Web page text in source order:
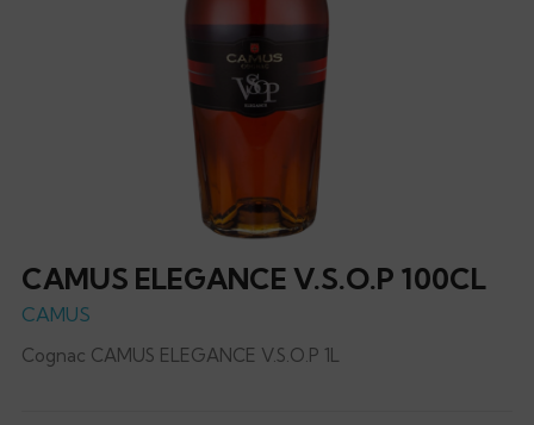
CAMUS ELEGANCE V.S.O.P 100CL
CAMUS
Cognac CAMUS ELEGANCE V.S.O.P 1L